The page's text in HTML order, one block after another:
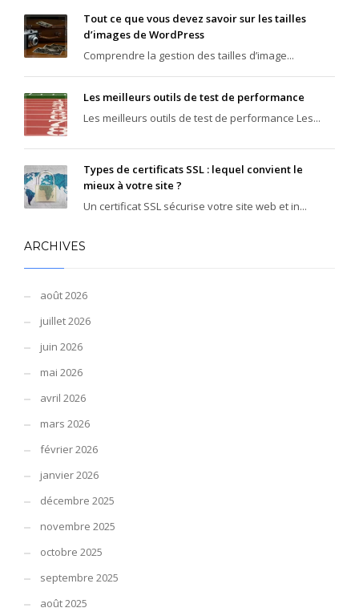
Tout ce que vous devez savoir sur les tailles
d’images de WordPress
Comprendre la gestion des tailles d’image...
Les meilleurs outils de test de performance
Les meilleurs outils de test de performance Les...
Types de certificats SSL : lequel convient le
mieux à votre site ?
Un certificat SSL sécurise votre site web et in...
ARCHIVES
août 2026
juillet 2026
juin 2026
mai 2026
avril 2026
mars 2026
février 2026
janvier 2026
décembre 2025
novembre 2025
octobre 2025
septembre 2025
août 2025